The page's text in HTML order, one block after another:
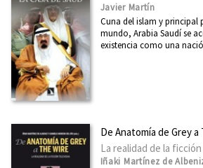
Javier Martín
Cuna del islam y principal
mundo, Arabia Saudí se
existencia como una
De Anatomía de Grey a
La realidad de la
Iñaki Martínez de